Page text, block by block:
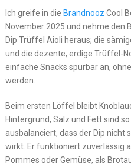
Ich greife in die Brandnooz Cool
November 2025 und nehme den
Dip Trüffel Aioli heraus; die
und die dezente, erdige Trüffel-
einfache Snacks spürbar an,
werden.
Beim ersten Löffel bleibt
Hintergrund, Salz und Fett sind so
ausbalanciert, dass der Dip nicht
wirkt. Er funktioniert zuverlässig
Pommes oder Gemüse, als